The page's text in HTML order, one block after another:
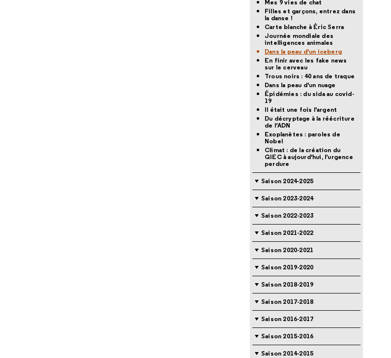
Mes 9 vies de chat
Filles et garçons, entrez dans
la danse !
Carte blanche à Éric Serra
Journée mondiale des
intelligences animales
Dans la peau d'un iceberg
En finir avec les fake news
sur le cerveau
Trous noirs : 40 ans de traque
Dans la peau d'un nuage
Épidémies : du sida au covid-
19
Il était une fois l'argent
Du décryptage à la réécriture
de l’ADN
Exoplanètes : paroles de
Nobel
Climat : de la création du
GIEC à aujourd'hui, l'urgence
perdure
Saison 2024-2025
Saison 2023-2024
Saison 2022-2023
Saison 2021-2022
Saison 2020-2021
Saison 2019-2020
Saison 2018-2019
Saison 2017-2018
Saison 2016-2017
Saison 2015-2016
Saison 2014-2015